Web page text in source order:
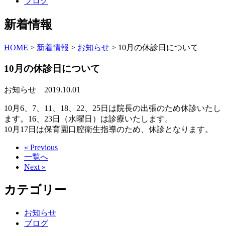
新着情報
HOME > 新着情報 > お知らせ > 10月の休診日について
10月の休診日について
お知らせ 2019.10.01
10月6、7、11、18、22、25日は院長の出張のため休診いたし
ます。16、23日（水曜日）は診療いたします。
10月17日は保育園口腔衛生指導のため、休診となります。
« Previous
一覧へ
Next »
カテゴリー
お知らせ
ブログ